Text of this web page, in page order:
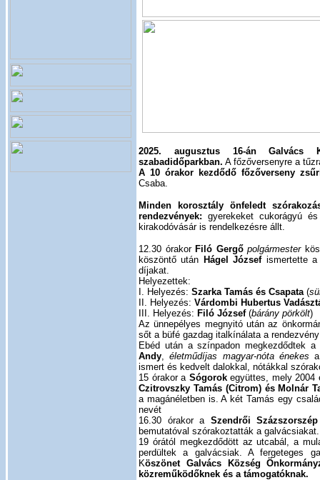
2025. augusztus 16-án Galvács
szabadidőparkban. A főzőversenyre a
A 10 órakor kezdődő főzőverseny
Csaba.
Minden korosztály önfeledt
rendezvények: gyerekeket cukorágyú
kirakodóvásár is rendelkezésre állt.
12.30 órakor Filó Gergő polgármester
köszöntő után Hágel Józsefismertette a
díjakat.
Helyezettek:
I. Helyezés: Szarka Tamás és Csapata(
II. Helyezés: Várdombi Hubertus
III. Helyezés: Filó József(bárány pörkölt)
Az ünnepélyes megnyitó után az
sőt a büfé gazdag italkínálata a
Ebéd után a színpadon megkezdődtek
Andy,életműdíjas magyar-nóta énekes a
ismert és kedvelt dalokkal, nótákkal
15 órakor a Sógorokegyüttes, mely 2004
Czitrovszky Tamás (Citrom) és Molnár
a magánéletben is. A két Tamás egy
nevét
16.30 órakor a Szendrői
bemutatóval szórakoztatták a galvácsiakat.
19 órától megkezdődött az utcabál, a
perdültek a galvácsiak. A fergeteges
Köszönet Galvács Község
közreműködőknek és a támogatóknak.